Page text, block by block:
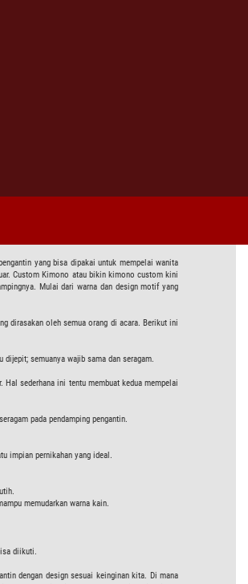
yang bisa dipakai untuk mempelai wanita
Custom Kimono atau bikin kimono custom kini
Mulai dari warna dan design motif yang
dirasakan oleh semua orang di acara. Berikut ini
semuanya wajib sama dan seragam.
sederhana ini tentu membuat kedua mempelai
pada pendamping pengantin.
impian pernikahan yang ideal.
memudarkan warna kain.
diikuti.
dengan design sesuai keinginan kita. Di mana